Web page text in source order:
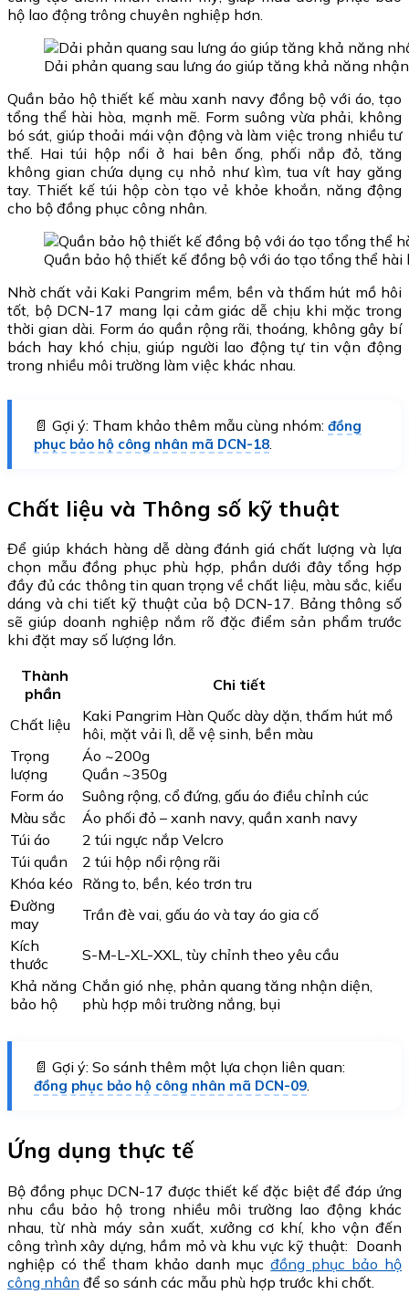
hộ lao động trông chuyên nghiệp hơn.
Dải phản quang sau lưng áo giúp tăng khả năng
Quần bảo hộ thiết kế màu xanh navy đồng bộ với áo, tạo
tổng thể hài hòa, mạnh mẽ. Form suông vừa phải, không
bó sát, giúp thoải mái vận động và làm việc trong nhiều tư
thế. Hai túi hộp nổi ở hai bên ống, phối nắp đỏ, tăng
không gian chứa dụng cụ nhỏ như kìm, tua vít hay găng
tay. Thiết kế túi hộp còn tạo vẻ khỏe khoắn, năng động
cho bộ đồng phục công nhân.
Quần bảo hộ thiết kế đồng bộ với áo tạo tổng thể hài
Nhờ chất vải Kaki Pangrim mềm, bền và thấm hút mồ hôi
tốt, bộ DCN-17 mang lại cảm giác dễ chịu khi mặc trong
thời gian dài. Form áo quần rộng rãi, thoáng, không gây bí
bách hay khó chịu, giúp người lao động tự tin vận động
trong nhiều môi trường làm việc khác nhau.
📄 Gợi ý: Tham khảo thêm mẫu cùng nhóm: đồng
phục bảo hộ công nhân mã DCN-18
Chất liệu và Thông số kỹ thuật
Để giúp khách hàng dễ dàng đánh giá chất lượng và lựa
chọn mẫu đồng phục phù hợp, phần dưới đây tổng hợp
đầy đủ các thông tin quan trọng về chất liệu, màu sắc, kiểu
dáng và chi tiết kỹ thuật của bộ DCN-17. Bảng thông số
sẽ giúp doanh nghiệp nắm rõ đặc điểm sản phẩm trước
khi đặt may số lượng lớn.
Thành
phần
Chi tiết
Chất liệu
Kaki Pangrim Hàn Quốc dày dặn, thấm hút mồ
hôi, mặt vải lì, dễ vệ sinh, bền màu
Trọng
lượng
Áo ~200g
Quần ~350g
Form áo
Suông rộng, cổ đứng, gấu áo điều chỉnh cúc
Màu sắc
Áo phối đỏ – xanh navy, quần xanh navy
Túi áo
2 túi ngực nắp Velcro
Túi quần
2 túi hộp nổi rộng rãi
Khóa kéo Răng to, bền, kéo trơn tru
Đường
may
Trần đè vai, gấu áo và tay áo gia cố
Kích
thước
S-M-L-XL-XXL, tùy chỉnh theo yêu cầu
Khả năng
bảo hộ
Chắn gió nhẹ, phản quang tăng nhận diện,
phù hợp môi trường nắng, bụi
📄 Gợi ý: So sánh thêm một lựa chọn liên quan:
đồng phục bảo hộ công nhân mã DCN-09.
Ứng dụng thực tế
Bộ đồng phục DCN-17 được thiết kế đặc biệt để đáp ứng
nhu cầu bảo hộ trong nhiều môi trường lao động khác
nhau, từ nhà máy sản xuất, xưởng cơ khí, kho vận đến
công trình xây dựng, hầm mỏ và khu vực kỹ thuật: Doanh
nghiệp có thể tham khảo danh mụcđồng phục bảo hộ
công nhân để so sánh các mẫu phù hợp trước khi chốt.